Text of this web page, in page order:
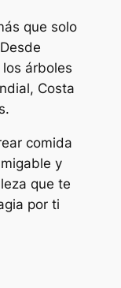
que solo
árboles
Costa
comida
y
que te
por ti